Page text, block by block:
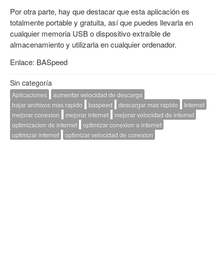
Por otra parte, hay que destacar que esta aplicación es
totalmente portable y gratuita, así que puedes llevarla en
cualquier memoria USB o dispositivo extraíble de
almacenamiento y utilizarla en cualquier ordenador.
Enlace: BASpeed
Sin categoría
Aplicaciones
aumentar velocidad de descarga
bajar archivos mas rapido
baspeed descargar mas rapido
Internet
mejorar conexion
mejorar internet
mejorar velocidad de internet
optimizacion de internet
optimizar conexion a internet
optimizar internet
optimizar velocidad de conexion